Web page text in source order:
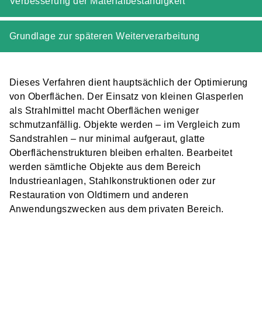
Grundlage zur späteren Weiterverarbeitung
Dieses Verfahren dient hauptsächlich der Optimierung
von Oberflächen. Der Einsatz von kleinen Glasperlen
als Strahlmittel macht Oberflächen weniger
schmutzanfällig. Objekte werden – im Vergleich zum
Sandstrahlen – nur minimal aufgeraut, glatte
Oberflächenstrukturen bleiben erhalten. Bearbeitet
werden sämtliche Objekte aus dem Bereich
Industrieanlagen, Stahlkonstruktionen oder zur
Restauration von Oldtimern und anderen
Anwendungszwecken aus dem privaten Bereich.